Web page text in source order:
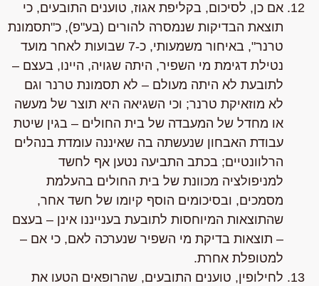
אם כן, לסיכום, בקליפת אגוז, טוענים התובעים, כי
תוצאת הבדיקות שנמסרה להורים (בע"פ), כ"תסמונת
טרנר", באיחור משמעותי, כ-7 שבועות
לאחר מועד
נטילת דגימת מי השפיר, היתה שגויה, היינו, בעצם –
לתובעת לא היתה מעולם – לא תסמונת טרנר וגם
לא מוזאיקת טרנר; וכי השגיאה היא תוצר של מעשה
או מחדל של המעבדה של בית החולים – בגין שיטת
עבודת האבחון שנעשתה בה שאיננה עומדת בנהלים
הרלוונטיים; בכתב התביעה נטען אף לחשד
למניפולציה מכוונת של בית החולים בהעלמת
מסמכים, ובסיכומים הוסף קיומו של חשד אחר,
שהתוצאות המיוחסות לתובעת בענייננו אינן – בעצם
– תוצאות בדיקת מי השפיר שנערכה לאם, כי אם –
למטופלת אחרת.
לחילופין, טוענים התובעים,שהרופאים הטעו את